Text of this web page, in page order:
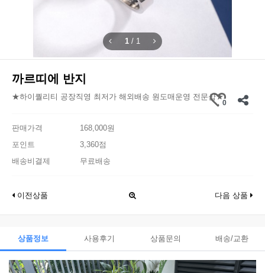
1 / 1
까르띠에 반지
★하이퀄리티 공장직영 최저가 해외배송 원도매운영 전문샵★
0
판매가격
168,000원
포인트
3,360점
배송비결제
무료배송
이전상품 다음 상품
상품정보 사용후기 상품문의 배송/교환